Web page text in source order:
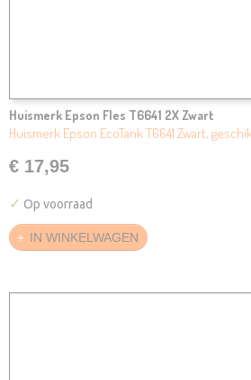
Huismerk Epson Fles T6641 2X Zwart
Huismerk Epson EcoTank T6641 Zwart,
€ 17,95
✓ Op voorraad
IN WINKELWAGEN